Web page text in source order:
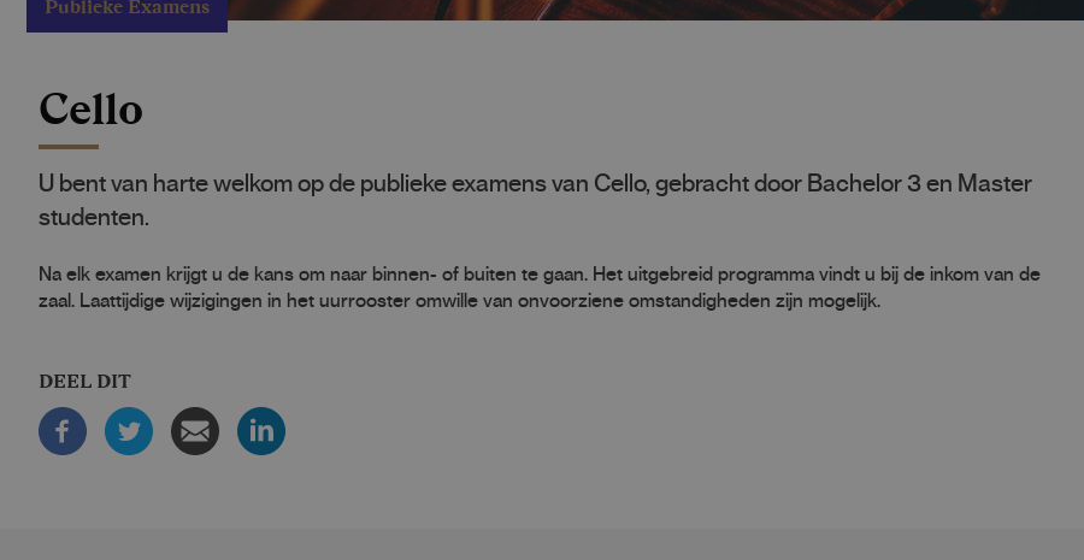
Publieke Examens
Cello
U bent van harte welkom op de publieke examens van Cello, gebracht door Bachelor 3 en Master
studenten.
Na elk examen krijgt u de kans om naar binnen- of buiten te gaan. Het uitgebreid programma vindt u bij de inkom van de
zaal. Laattijdige wijzigingen in het uurrooster omwille van onvoorziene omstandigheden zijn mogelijk.
DEEL DIT